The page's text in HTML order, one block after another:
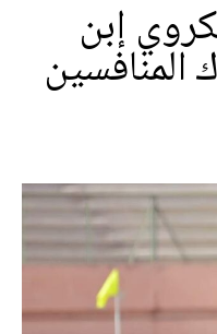
37 .. الكروي إبن
المنافسين